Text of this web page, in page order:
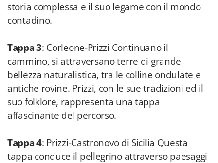
storia complessa e il suo legame con il mondo
contadino.
Tappa 3: Corleone-Prizzi Continuano il
cammino, si attraversano terre di grande
bellezza naturalistica, tra le colline ondulate e
antiche rovine. Prizzi, con le sue tradizioni ed il
suo folklore, rappresenta una tappa
affascinante del percorso.
Tappa 4: Prizzi-Castronovo di Sicilia Questa
tappa conduce il pellegrino attraverso paesaggi